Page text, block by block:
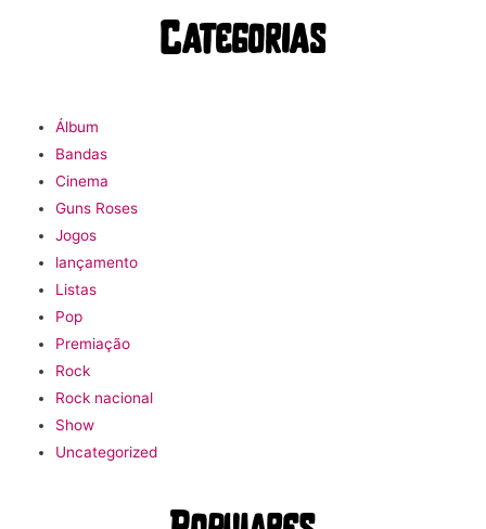
Categorias
Álbum
Bandas
Cinema
Guns Roses
Jogos
lançamento
Listas
Pop
Premiação
Rock
Rock nacional
Show
Uncategorized